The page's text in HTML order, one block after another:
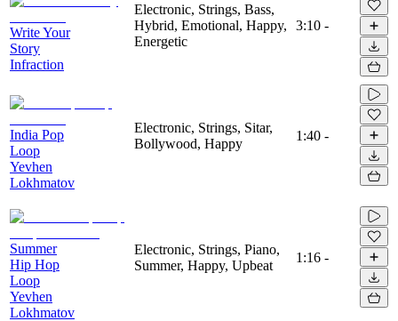
Write Your
Story
Infraction
Electronic, Strings, Bass,
Hybrid, Emotional, Happy,
Energetic
3:10 -
India Pop
Loop
Yevhen
Lokhmatov
Electronic, Strings, Sitar,
Bollywood, Happy
1:40 -
Summer
Hip Hop
Loop
Yevhen
Lokhmatov
Electronic, Strings, Piano,
Summer, Happy, Upbeat
1:16 -